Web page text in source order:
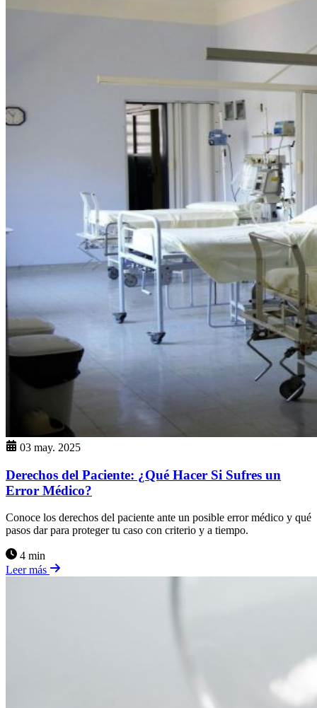
03 may. 2025
Derechos del Paciente: ¿Qué Hacer Si Sufres un
Error Médico?
Conoce los derechos del paciente ante un posible error médico y qué
pasos dar para proteger tu caso con criterio y a tiempo.
4 min
Leer más